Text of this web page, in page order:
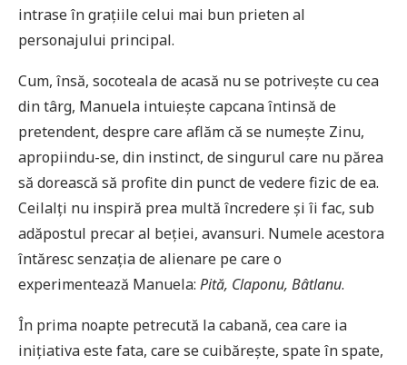
intrase în grațiile celui mai bun prieten al
personajului principal.
Cum, însă, socoteala de acasă nu se potrivește cu cea
din târg, Manuela intuiește capcana întinsă de
pretendent, despre care aflăm că se numește Zinu,
apropiindu-se, din instinct, de singurul care nu părea
să dorească să profite din punct de vedere fizic de ea.
Ceilalți nu inspiră prea multă încredere și îi fac, sub
adăpostul precar al beției, avansuri. Numele acestora
întăresc senzația de alienare pe care o
experimentează Manuela: Pită, Claponu, Bâtlanu.
În prima noapte petrecută la cabană, cea care ia
inițiativa este fata, care se cuibărește, spate în spate,